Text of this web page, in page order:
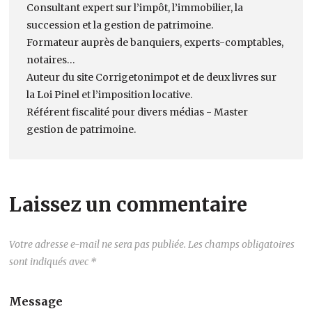
Consultant expert sur l’impôt, l’immobilier, la
succession et la gestion de patrimoine.
Formateur auprès de banquiers, experts-comptables,
notaires…
Auteur du site Corrigetonimpot et de deux livres sur
la Loi Pinel et l’imposition locative.
Référent fiscalité pour divers médias - Master
gestion de patrimoine.
Laissez un commentaire
Votre adresse e-mail ne sera pas publiée. Les champs obligatoires
sont indiqués avec *
Message